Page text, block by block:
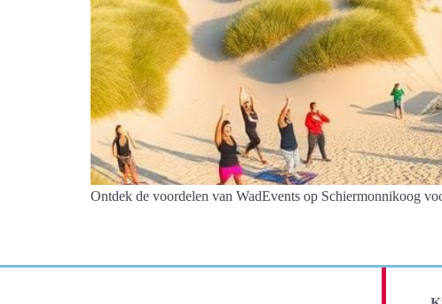
Ontdek de voordelen van WadEvents op Schiermonnikoog